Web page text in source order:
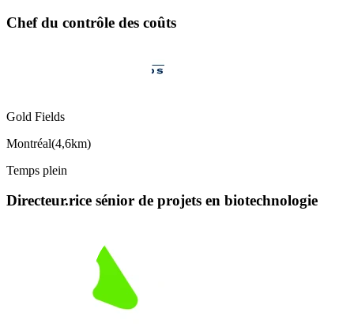
Chef du contrôle des coûts
Gold Fields
Montréal(4,6km)
Temps plein
Directeur.rice sénior de projets en biotechnologie